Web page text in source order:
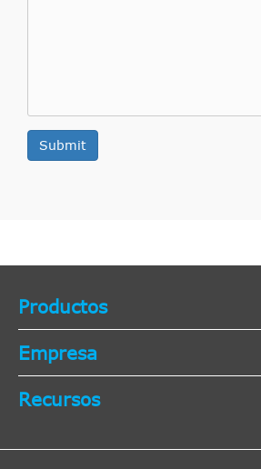
Submit
Productos
Empresa
Recursos